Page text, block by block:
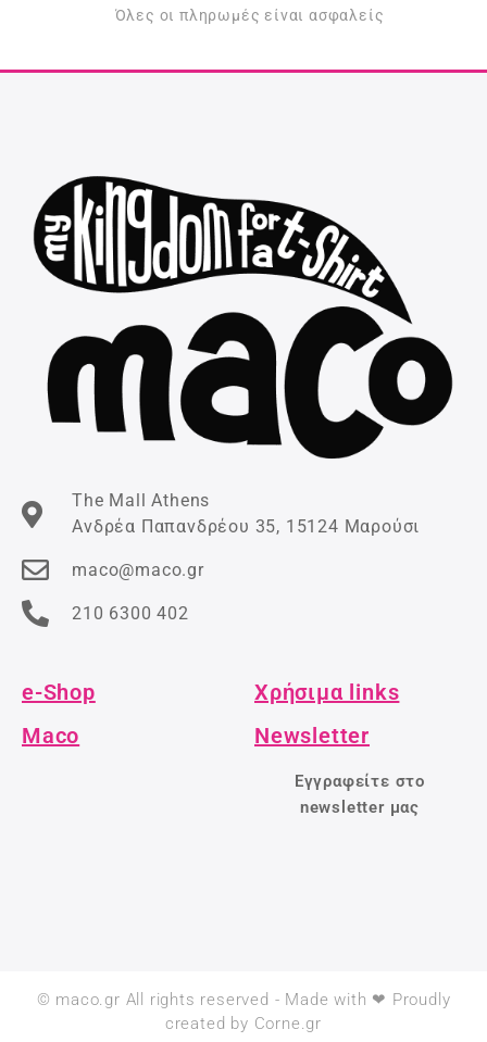
Όλες οι πληρωμές είναι ασφαλείς
The Mall Athens
Ανδρέα Παπανδρέου 35, 15124 Μαρούσι
maco@maco.gr
210 6300 402
e-Shop
Χρήσιμα links
Maco
Newsletter
Εγγραφείτε στο
newsletter μας
© maco.gr All rights reserved - Made with ❤ Proudly
created by Corne.gr